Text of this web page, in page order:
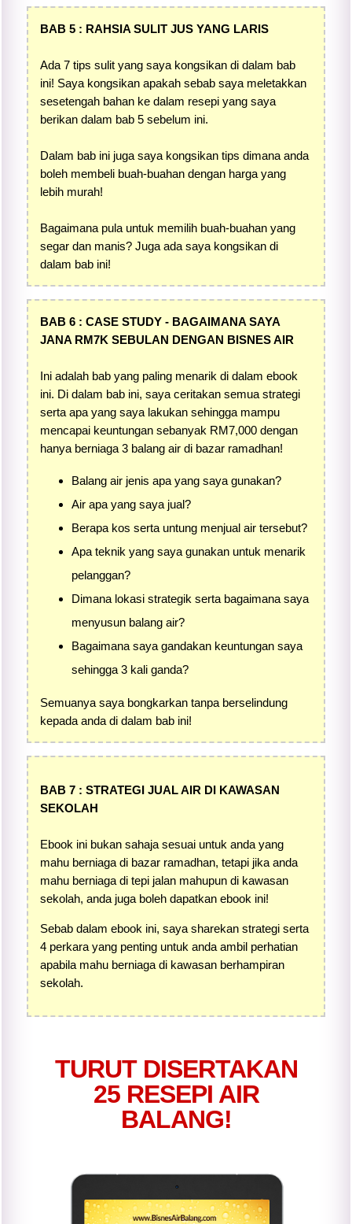
BAB 5 : RAHSIA SULIT JUS YANG LARIS
Ada 7 tips sulit yang saya kongsikan di dalam bab
ini! Saya kongsikan apakah sebab saya meletakkan
sesetengah bahan ke dalam resepi yang saya
berikan dalam bab 5 sebelum ini.
Dalam bab ini juga saya kongsikan tips dimana anda
boleh membeli buah-buahan dengan harga yang
lebih murah!
Bagaimana pula untuk memilih buah-buahan yang
segar dan manis? Juga ada saya kongsikan di
dalam bab ini!
BAB 6 : CASE STUDY - BAGAIMANA SAYA
JANA RM7K SEBULAN DENGAN BISNES AIR
Ini adalah bab yang paling menarik di dalam ebook
ini. Di dalam bab ini, saya ceritakan semua strategi
serta apa yang saya lakukan sehingga mampu
mencapai keuntungan sebanyak RM7,000 dengan
hanya berniaga 3 balang air di bazar ramadhan!
Balang air jenis apa yang saya gunakan?
Air apa yang saya jual?
Berapa kos serta untung menjual air tersebut?
Apa teknik yang saya gunakan untuk menarik
pelanggan?
Dimana lokasi strategik serta bagaimana saya
menyusun balang air?
Bagaimana saya gandakan keuntungan saya
sehingga 3 kali ganda?
Semuanya saya bongkarkan tanpa berselindung
kepada anda di dalam bab ini!
BAB 7 : STRATEGI JUAL AIR DI KAWASAN
SEKOLAH
Ebook ini bukan sahaja sesuai untuk anda yang
mahu berniaga di bazar ramadhan, tetapi jika anda
mahu berniaga di tepi jalan mahupun di kawasan
sekolah, anda juga boleh dapatkan ebook ini!
Sebab dalam ebook ini, saya sharekan strategi serta
4 perkara yang penting untuk anda ambil perhatian
apabila mahu berniaga di kawasan berhampiran
sekolah.
TURUT DISERTAKAN
25 RESEPI AIR
BALANG!